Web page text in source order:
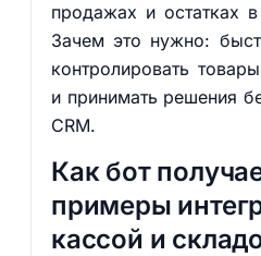
продажах и остатках
Зачем это нужно:
контролировать
и принимать решения
CRM.
Как бот
примеры
кассой и